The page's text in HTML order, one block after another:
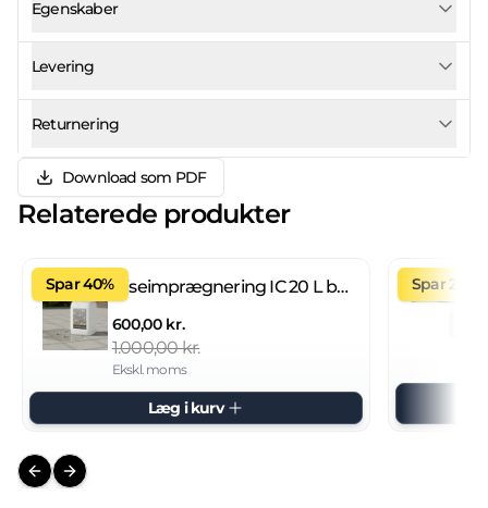
Egenskaber
Levering
Returnering
Download som PDF
Relaterede produkter
Spar 40% Fliseimprægnering IC 20 L brugsklar
600,00 kr.
1.000,00 kr.
Ekskl. moms
Læg i kurv
Spar 27%
Previous slide
Next slide